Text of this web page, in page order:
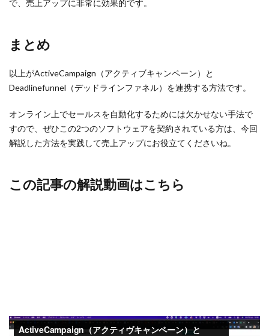
で、売上アップに非常に効果的です。
まとめ
以上がActiveCampaign（アクティブキャンペーン）と
Deadlinefunnel（デッドラインファネル）を連携する方法です。
オンライン上でセールスを自動化するためには欠かせない手法で
すので、ぜひこの2つのソフトウェアを契約されている方は、今回
解説した方法を実践して売上アップにお役立てくださいね。
この記事の解説動画はこちら